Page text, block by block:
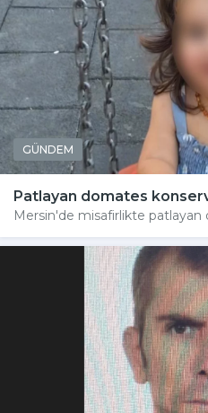
GÜNDEM
Patlayan domates
Mersin'de misafirlikte patlayan